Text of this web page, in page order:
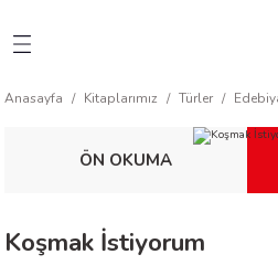
Anasayfa Kitaplarımız Türler
ÖN OKUMA
Koşmak İstiyorum